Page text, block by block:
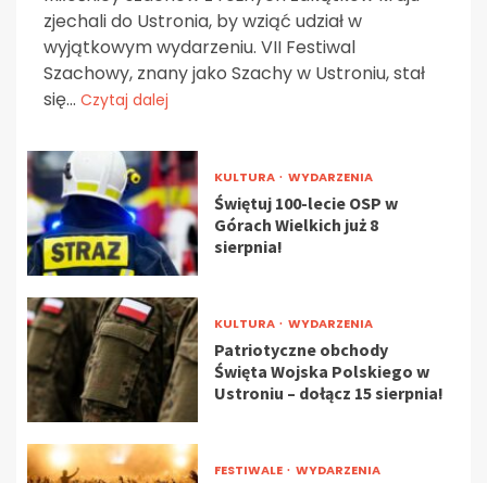
zjechali do Ustronia, by wziąć udział w
wyjątkowym wydarzeniu. VII Festiwal
Szachowy, znany jako Szachy w Ustroniu, stał
się... Czytaj dalej
KULTURA WYDARZENIA
Świętuj 100-lecie OSP w
Górach Wielkich już 8
sierpnia!
KULTURA WYDARZENIA
Patriotyczne obchody
Święta Wojska Polskiego w
Ustroniu – dołącz 15 sierpnia!
FESTIWALE WYDARZENIA